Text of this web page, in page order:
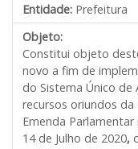
Entidade: Prefeitura
Objeto:
Constitui objeto
novo a fim de
do Sistema Único de
recursos oriundos da
Emenda Parlamentar
14 de Julho de 2020,